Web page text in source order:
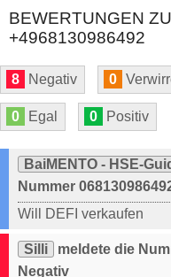
BEWERTUNGEN
+4968130986492
8 Negativ 0
0 Egal 0 Positiv
BaiMENTO - HSE-
Nummer
Will DEFI verkaufen
Silli
meldete die
Negativ